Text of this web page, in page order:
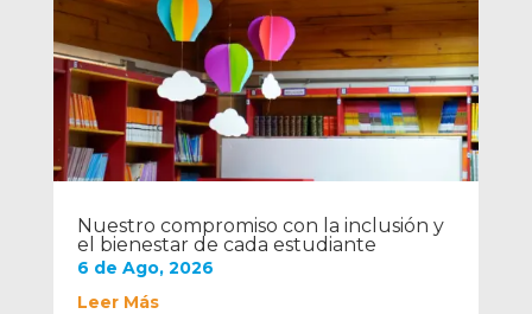
Nuestro compromiso con la inclusión y
el bienestar de cada estudiante
6 de Ago, 2026
Leer Más